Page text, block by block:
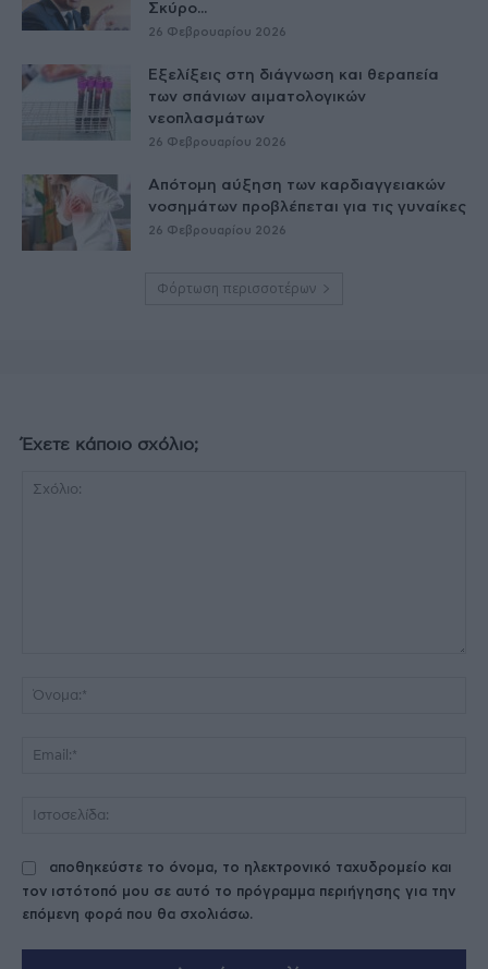
Σκύρο...
26 Φεβρουαρίου 2026
Εξελίξεις στη διάγνωση και θεραπεία
των σπάνιων αιματολογικών
νεοπλασμάτων
26 Φεβρουαρίου 2026
Απότομη αύξηση των καρδιαγγειακών
νοσημάτων προβλέπεται για τις γυναίκες
26 Φεβρουαρίου 2026
Φόρτωση περισσοτέρων
Έχετε κάποιο σχόλιο;
αποθηκεύστε το όνομα, το ηλεκτρονικό ταχυδρομείο και
τον ιστότοπό μου σε αυτό το πρόγραμμα περιήγησης για την
επόμενη φορά που θα σχολιάσω.